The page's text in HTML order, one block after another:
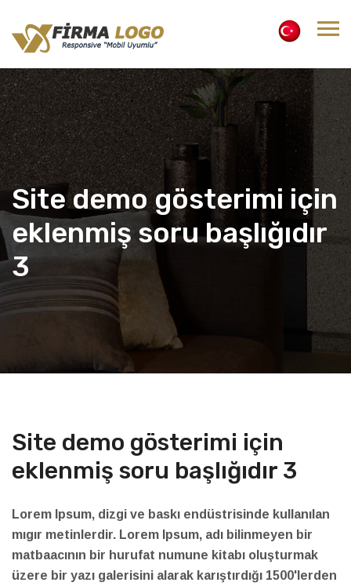
Site demo gösterimi için
eklenmiş soru başlığıdır
3
Site demo gösterimi için
eklenmiş soru başlığıdır 3
Lorem Ipsum, dizgi ve baskı endüstrisinde kullanılan
mıgır metinlerdir. Lorem Ipsum, adı bilinmeyen bir
matbaacının bir hurufat numune kitabı oluşturmak
üzere bir yazı galerisini alarak karıştırdığı 1500'lerden